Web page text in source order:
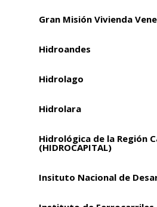
Gran Misión Vivienda
Hidroandes
Hidrolago
Hidrolara
Hidrológica de la Región
(HIDROCAPITAL)
Insituto Nacional de